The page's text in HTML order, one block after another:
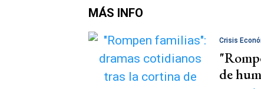
MÁS INFO
Crisis
de